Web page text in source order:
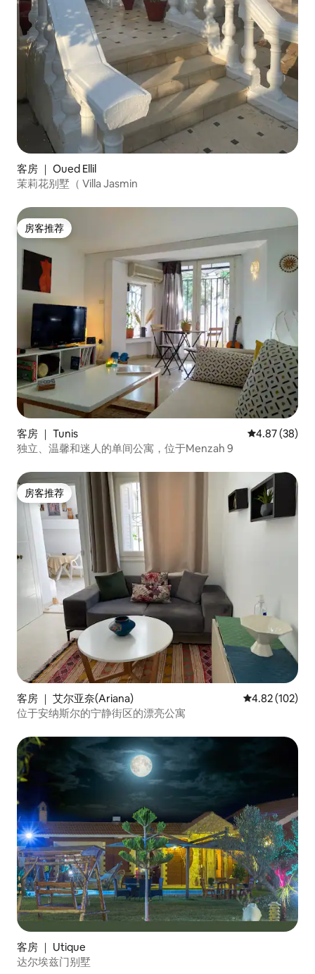
客房 ｜ Oued Ellil
茉莉花别墅（ Villa Jasmin
房客推荐
房客推荐
客房 ｜ Tunis 平均评分
4.87 (38)
独立、温馨和迷人的单间公寓，位于Menzah 9
房客推荐
房客推荐
客房 ｜ 艾尔亚奈(Ariana) 平均评分 4.82
4.82 (102)
位于安纳斯尔的宁静街区的漂亮公寓
客房 ｜ Utique
达尔埃兹门别墅